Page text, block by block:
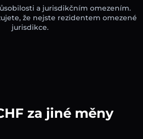
a jurisdikčním omezením.
že nejste rezidentem omezené
jurisdikce.
za jiné měny